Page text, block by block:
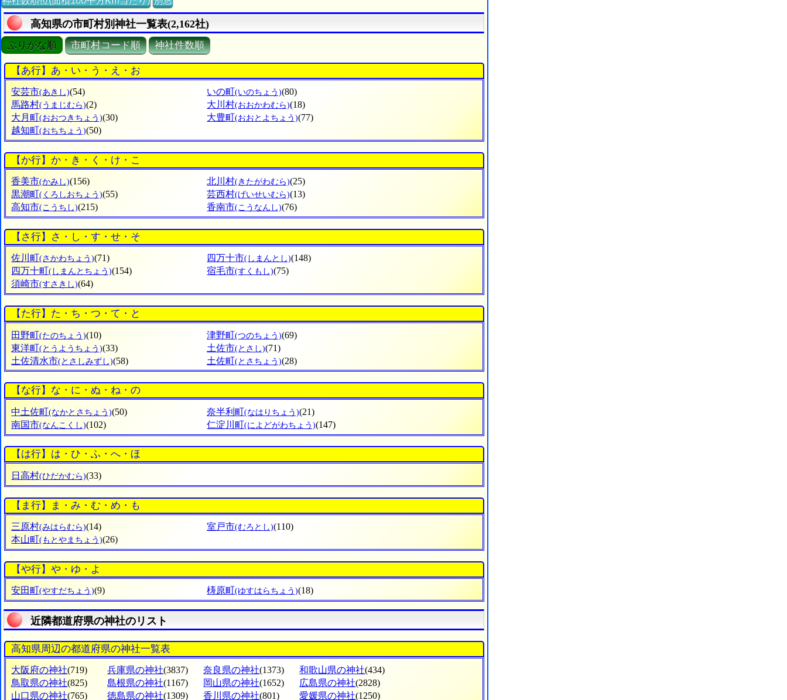
高知県の市町村別神社一覧表(2,162社)
ぶりがな順 市町村コード順 神社件数順
【あ行】あ・い・う・え・お
安芸市(あきし)(54) いの町(いのちょう)(80)
馬路村(うまじむら)(2) 大川村(おおかわむら)(18)
大月町(おおつきちょう)(30) 大豊町(おおとよちょう)(77)
越知町(おちちょう)(50)
【か行】か・き・く・け・こ
香美市(かみし)(156) 北川村(きたがわむら)(25)
黒潮町(くろしおちょう)(55) 芸西村(げいせいむら)(13)
高知市(こうちし)(215) 香南市(こうなんし)(76)
【さ行】さ・し・す・せ・そ
佐川町(さかわちょう)(71) 四万十市(しまんとし)(148)
四万十町(しまんとちょう)(154) 宿毛市(すくもし)(75)
須崎市(すさきし)(64)
【た行】た・ち・つ・て・と
田野町(たのちょう)(10) 津野町(つのちょう)(69)
東洋町(とうようちょう)(33) 土佐市(とさし)(71)
土佐清水市(とさしみずし)(58) 土佐町(とさちょう)(28)
【な行】な・に・ぬ・ね・の
中土佐町(なかとさちょう)(50) 奈半利町(なはりちょう)(21)
南国市(なんこくし)(102) 仁淀川町(によどがわちょう)(147)
【は行】は・ひ・ふ・へ・ほ
日高村(ひだかむら)(33)
【ま行】ま・み・む・め・も
三原村(みはらむら)(14) 室戸市(むろとし)(110)
本山町(もとやまちょう)(26)
【や行】や・ゆ・よ
安田町(やすだちょう)(9) 梼原町(ゆすはらちょう)(18)
近隣都道府県の神社のリスト
高知県周辺の都道府県の神社一覧表
大阪府の神社(719) 兵庫県の神社(3837) 奈良県の神社(1373) 和歌山県の神社(434)
鳥取県の神社(825) 島根県の神社(1167) 岡山県の神社(1652) 広島県の神社(2828)
山口県の神社(765) 徳島県の神社(1309) 香川県の神社(801) 愛媛県の神社(1250)